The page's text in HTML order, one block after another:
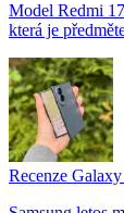
Model Redmi
která je
Recenze